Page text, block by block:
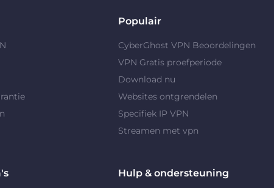
Populair
CyberGhost VPN Beoordelingen
VPN Gratis proefperiode
Download nu
Websites ontgrendelen
Specifiek IP VPN
Streamen met vpn
Hulp & ondersteuning